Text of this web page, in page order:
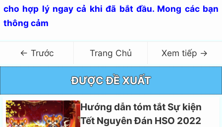
cho hợp lý ngay cả khi đã bắt đầu. Mong các bạn
thông cảm
← Trước Trang Chủ Xem tiếp →
ĐƯỢC ĐỀ XUẤT
Hướng dẫn tóm tắt Sự kiện
Tết Nguyên Đán HSO 2022